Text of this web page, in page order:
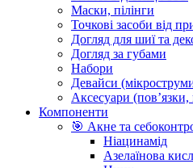
Маски, пілінги
Точкові засоби від
Догляд для шиї та
Догляд за губами
Набори
Девайси
Аксесуари
Компоненти
🎯 Акне та
Ніацинамід
Азелаїнова